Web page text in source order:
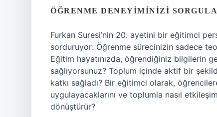
ÖĞRENME DENEYIMINIZI
Furkan Suresi’nin 20. ayetini bir eğitimci
sorduruyor: Öğrenme sürecinizin sadece
Eğitim hayatınızda, öğrendiğiniz bilgilerin
sağlıyorsunuz? Toplum içinde aktif bir
katkı sağladı? Bir eğitimci olarak,
uygulayacaklarını ve toplumla nasıl
dönüştürür?